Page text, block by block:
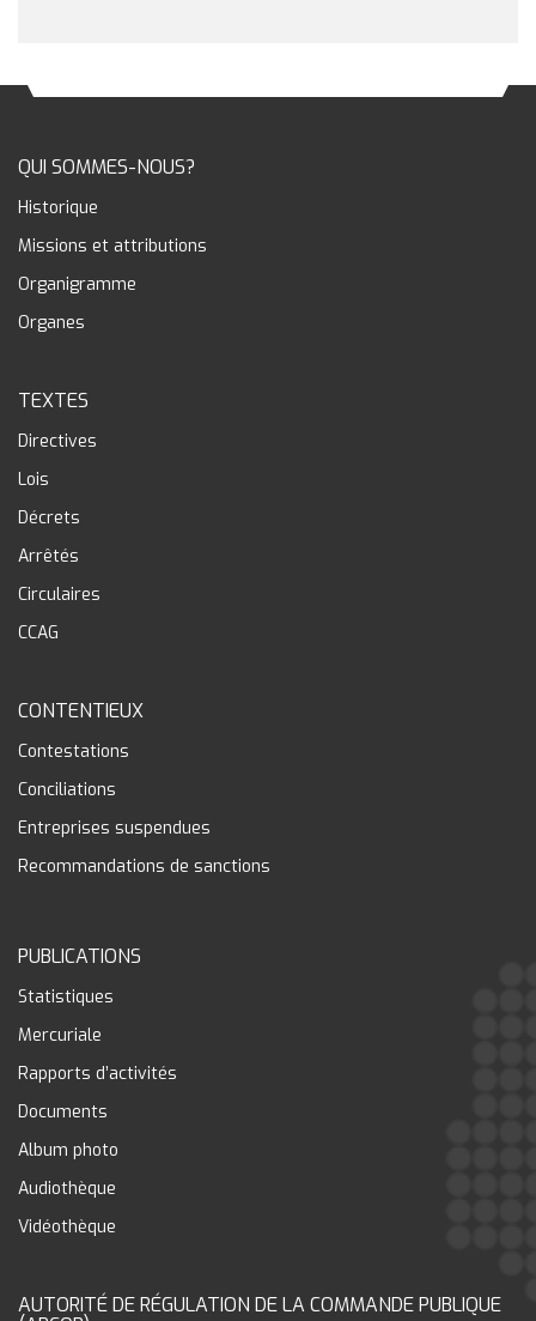
QUI SOMMES-NOUS?
Historique
Missions et attributions
Organigramme
Organes
TEXTES
Directives
Lois
Décrets
Arrêtés
Circulaires
CCAG
CONTENTIEUX
Contestations
Conciliations
Entreprises suspendues
Recommandations de sanctions
PUBLICATIONS
Statistiques
Mercuriale
Rapports d’activités
Documents
Album photo
Audiothèque
Vidéothèque
AUTORITÉ DE RÉGULATION DE LA COMMANDE PUBLIQUE